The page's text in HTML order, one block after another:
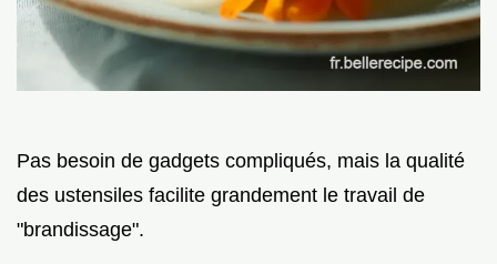
Pas besoin de gadgets compliqués, mais la qualité
des ustensiles facilite grandement le travail de
"brandissage".